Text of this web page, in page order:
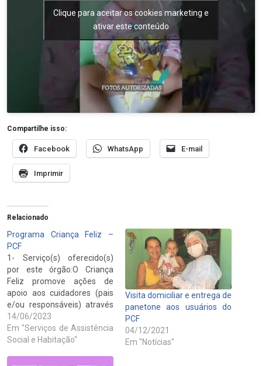
Clique para aceitar os cookies marketing e
ativar este conteúdo
Compartilhe isso:
Facebook WhatsApp E-mail
Imprimir
Relacionado
Programa Criança Feliz –
PCF
1- Serviço(s) oferecido(s)
por este órgão:O Criança
Feliz promove ações de
apoio aos cuidadores (pais
e/ou responsáveis) através
dos visitadores sociais, nas
orientações quanto aos
estímulos nas dimensões do
14/06/2023
Em "Serviços de Assistência
Social e Habitação"
Visita domiciliar e entrega de
panetone aos usuários do
PCF
04/12/2021
Em "Notícias"